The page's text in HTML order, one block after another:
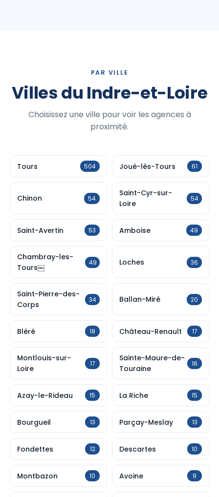
PAR VILLE
Villes du Indre-et-Loire
Choisissez une ville pour voir les agences à
proximité.
Tours 504 Joué-lès-Tours 61
Chinon 54
Saint-Cyr-sur-
Loire
54
Saint-Avertin 53 Amboise 49
Chambray-les-
Tours￼
49 Loches 36
Saint-Pierre-des-
Corps
34 Ballan-Miré 20
Bléré 18 Château-Renault 17
Montlouis-sur-
Loire
17
Sainte-Maure-de-
Touraine
16
Azay-le-Rideau 15 La Riche 15
Bourgueil 13 Parçay-Meslay 13
Fondettes 12 Descartes 10
Montbazon 10 Avoine 9